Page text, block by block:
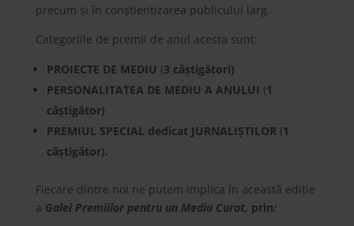
precum și în conștientizarea publicului larg.
Categoriile de premii de anul acesta sunt:
PROIECTE DE MEDIU (3 câștigători)
PERSONALITATEA DE MEDIU A ANULUI (1
câștigător)
PREMIUL SPECIAL dedicat JURNALIȘTILOR (1
câștigător).
Fiecare dintre noi ne putem implica în această ediție
a Galei Premiilor pentru un Mediu Curat, prin: